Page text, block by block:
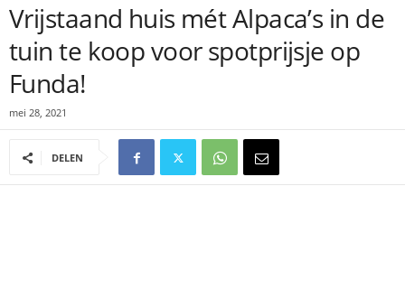
Vrijstaand huis mét Alpaca’s in de
tuin te koop voor spotprijsje op
Funda!
mei 28, 2021
DELEN